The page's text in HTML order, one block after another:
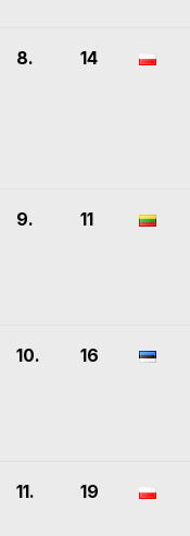
8. 14
9. 11
10. 16
11. 19